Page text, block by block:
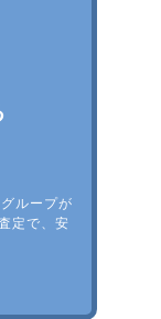
ループが
定で、安